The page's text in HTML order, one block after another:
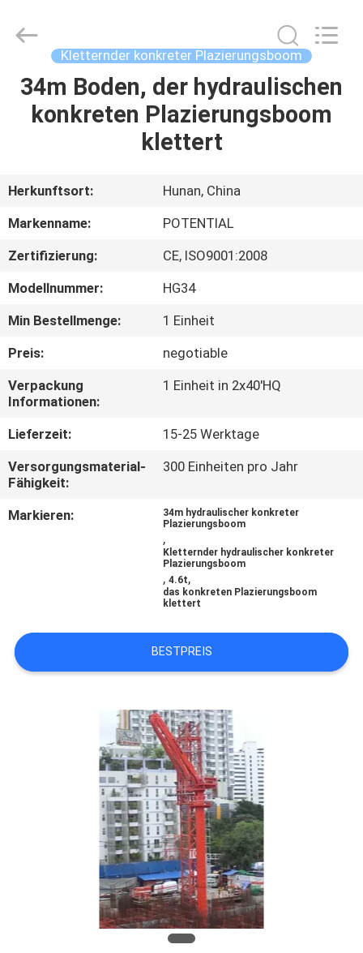
HAUS
ÜBER
UNS
FABRIK-
AUSFLUG
QUALITÄTSKONTROLLE
TRETEN
SIE
MIT
UNS
IN
FORDERN
SIE
Incorporated
Company.
Kletternder konkreter Plazierungsboom
34m Boden, der hydraulischen
konkreten Plazierungsboom
klettert
Herkunftsort:
Hunan, China
Markenname:
POTENTIAL
Zertifizierung:
CE, ISO9001:2008
Modellnummer:
HG34
Min Bestellmenge:
1 Einheit
Preis:
negotiable
Verpackung
Informationen:
1 Einheit in 2x40'HQ
Lieferzeit:
15-25 Werktage
Versorgungsmaterial-
Fähigkeit:
300 Einheiten pro Jahr
Markieren:
34m hydraulischer konkreter
Plazierungsboom
,
Kletternder hydraulischer konkreter
Plazierungsboom
,4.6t,
das konkreten Plazierungsboom
klettert
BESTPREIS